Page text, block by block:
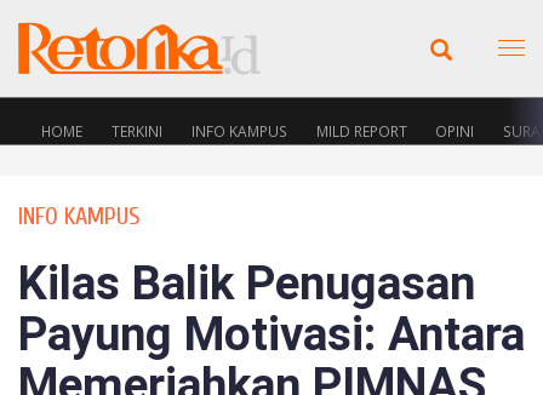
HOME TERKINI INFO KAMPUS MILD REPORT OPINI
INFO KAMPUS
Kilas Balik Penugasan
Payung Motivasi: Antara